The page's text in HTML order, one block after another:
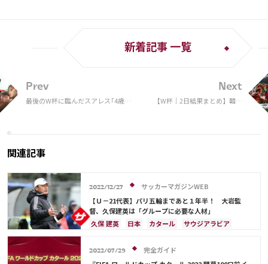
Prev
最後のW杯に臨んだスアレス｢4歳の
新着記事 一覧
Next
【W杯｜2日結果まとめ】韓国
関連記事
2022/12/27
サッカーマガジンWEB
【Ｕ－21代表】パリ五輪まであと１年半！ 大岩監
督、久保建英は「グループに必要な人材」
久保 建英
日本 カタール
サウジアラビア
ポルトガル
韓国 オーストラリア
2022/07/29
完全ガイド